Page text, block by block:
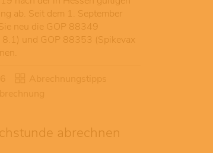
ab. Seit dem 1. September
neu die GOP 88349
8.1) und GOP 88353 (Spikevax
abrechnen